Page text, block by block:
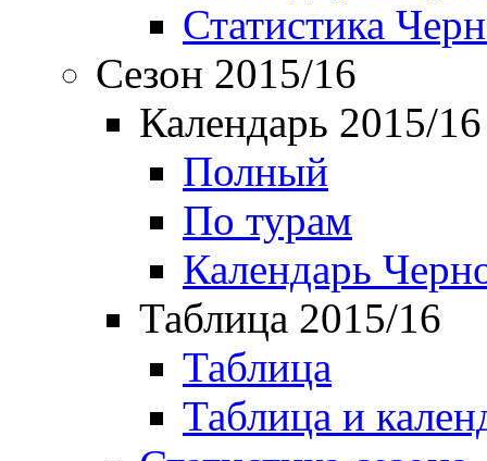
Статистика
Сезон 2015/16
Календарь 2015/16
Полный
По турам
Календарь
Таблица 2015/16
Таблица
Таблица и